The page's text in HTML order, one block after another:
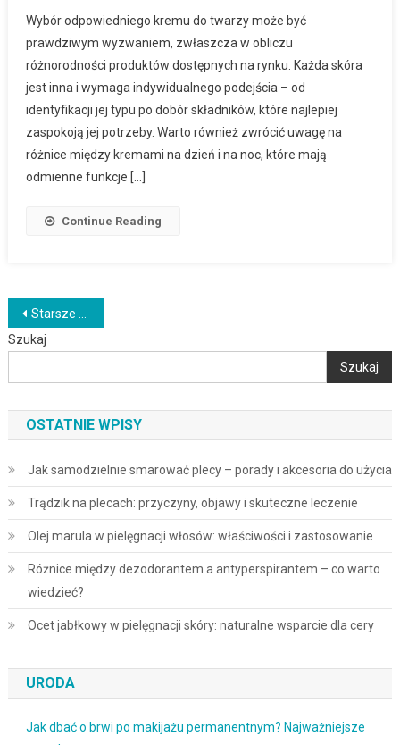
Wybór odpowiedniego kremu do twarzy może być
prawdziwym wyzwaniem, zwłaszcza w obliczu
różnorodności produktów dostępnych na rynku. Każda skóra
jest inna i wymaga indywidualnego podejścia – od
identyfikacji jej typu po dobór składników, które najlepiej
zaspokoją jej potrzeby. Warto również zwrócić uwagę na
różnice między kremami na dzień i na noc, które mają
odmienne funkcje […]
Continue Reading
Nawigacja
po
wpisach
Starsze wpisy
Szukaj
Szukaj
OSTATNIE WPISY
Jak samodzielnie smarować plecy – porady i akcesoria do użycia
Trądzik na plecach: przyczyny, objawy i skuteczne leczenie
Olej marula w pielęgnacji włosów: właściwości i zastosowanie
Różnice między dezodorantem a antyperspirantem – co warto
wiedzieć?
Ocet jabłkowy w pielęgnacji skóry: naturalne wsparcie dla cery
URODA
Jak dbać o brwi po makijażu permanentnym? Najważniejsze